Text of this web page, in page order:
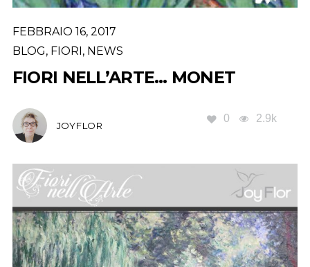
FEBBRAIO 16, 2017
BLOG, FIORI, NEWS
FIORI NELL’ARTE… MONET
JOYFLOR
0 2.9k